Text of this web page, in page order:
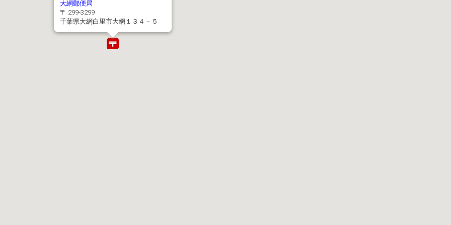
大網郵便局
〒 299-3299
千葉県大網白里市大網１３４－５